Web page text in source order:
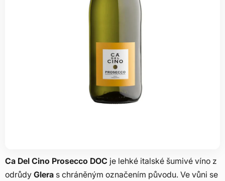
Ca Del Cino Prosecco DOC je lehké italské šumivé víno z
odrůdy Glera s chráněným označením původu. Ve vůni se